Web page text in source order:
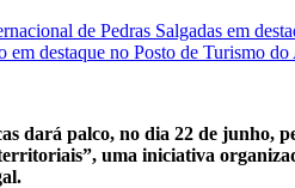
de Pedras Salgadas em
destaque no Posto de Turismo
dará palco, no dia 22 de junho,
territoriais”, uma iniciativa